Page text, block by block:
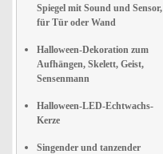
Spiegel mit Sound und Sensor,
für Tür oder Wand
Halloween-Dekoration zum
Aufhängen, Skelett, Geist,
Sensenmann
Halloween-LED-Echtwachs-
Kerze
Singender und tanzender